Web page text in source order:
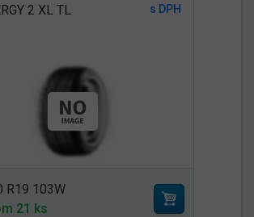
2 XL TL s DPH
R19 103W
21 ks